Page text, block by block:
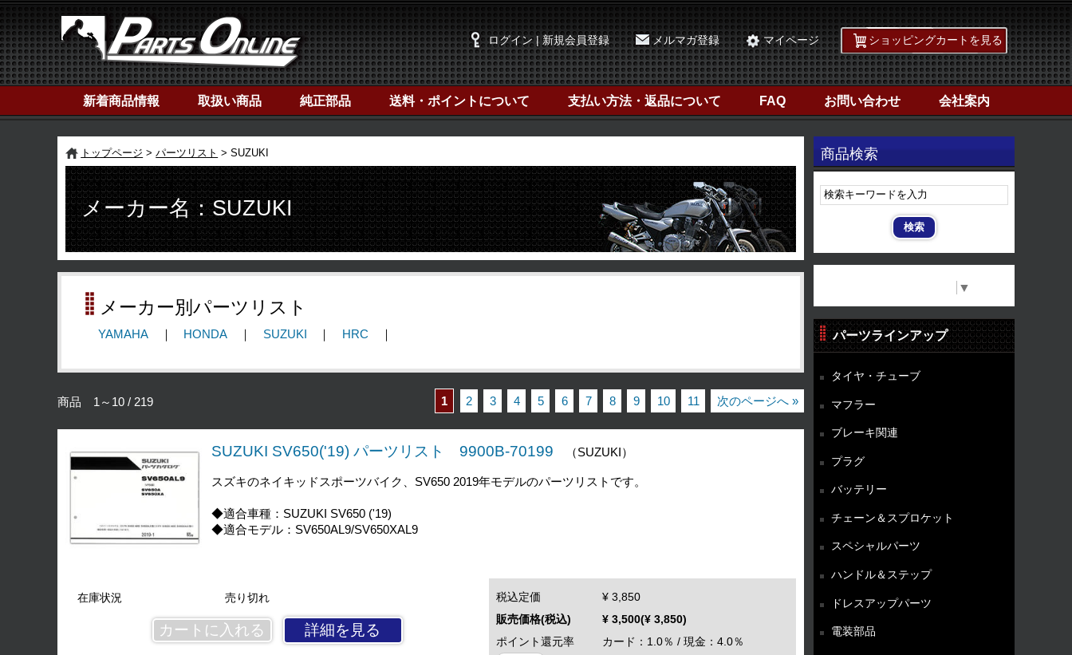
ログイン | 新規会員登録 メルマガ登録 マイページ ショッピングカートを見る
新着商品情報 取扱い商品 純正部品 送料・ポイントについて 支払い方法・返品について FAQ お問い合わせ 会社案内
商品検索
▼
トップページ パーツリスト SUZUKI
メーカー名：SUZUKI
メーカー別パーツリスト
YAMAHA HONDA SUZUKI HRC
商品 1～10 / 219 1 2 3 4 5 6 7 8 9 10 11 次のページへ »
SUZUKI SV650('19) パーツリスト 9900B-70199 （SUZUKI）
スズキのネイキッドスポーツバイク、SV650 2019年モデルのパーツリストです。
◆適合車種：SUZUKI SV650 ('19)
◆適合モデル：SV650AL9/SV650XAL9
在庫状況 売り切れ
詳細を見る
税込定価
¥ 3,850
販売価格(税込)
¥ 3,500(¥ 3,850)
ポイント還元率
カード：1.0％ / 現金：4.0％
パーツラインアップ
タイヤ・チューブ
マフラー
ブレーキ関連
プラグ
バッテリー
チェーン＆スプロケット
スペシャルパーツ
ハンドル＆ステップ
ドレスアップパーツ
電装部品